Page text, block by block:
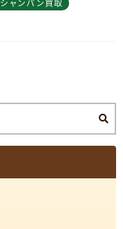
シャンパン買取